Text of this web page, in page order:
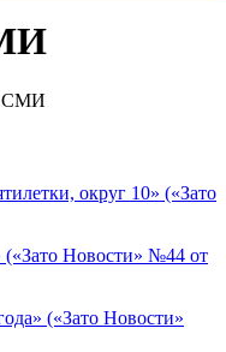
СМИ
округ 10» («Зато
(«Зато Новости» №44 от
(«Зато Новости»